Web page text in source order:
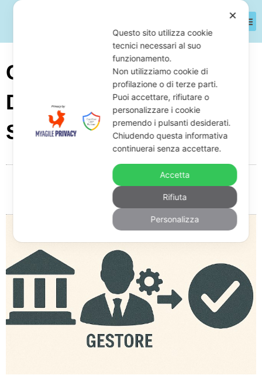
Chi Nomina Il Gestore
Della Crisi Da
Sovraindebitamento?
Giuseppe Monardo
07:03
Nessun commento
✕
Questo sito utilizza cookie
tecnici necessari al suo
funzionamento.
Non utilizziamo cookie di
profilazione o di terze parti.
Puoi accettare, rifiutare o
personalizzare i cookie
premendo i pulsanti desiderati.
Chiudendo questa informativa
continuerai senza accettare.
Accetta
Rifiuta
Personalizza